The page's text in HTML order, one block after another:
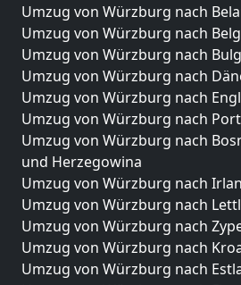
Umzug von Würzburg nach
Umzug von Würzburg nach
Umzug von Würzburg nach
Umzug von Würzburg nach
Umzug von Würzburg nach
Umzug von Würzburg nach
Umzug von Würzburg nach
und Herzegowina
Umzug von Würzburg nach
Umzug von Würzburg nach
Umzug von Würzburg nach
Umzug von Würzburg nach
Umzug von Würzburg nach